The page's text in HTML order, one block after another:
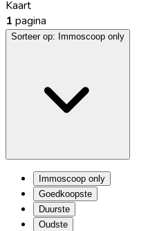
Kaart
1 pagina
Sorteer op: Immoscoop only
Immoscoop only
Goedkoopste
Duurste
Oudste